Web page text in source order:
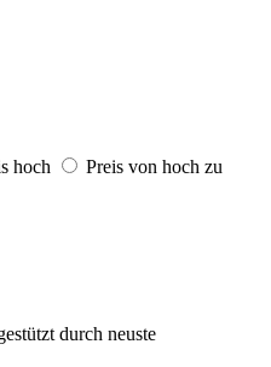
hoch
Preis von hoch zu
durch neuste